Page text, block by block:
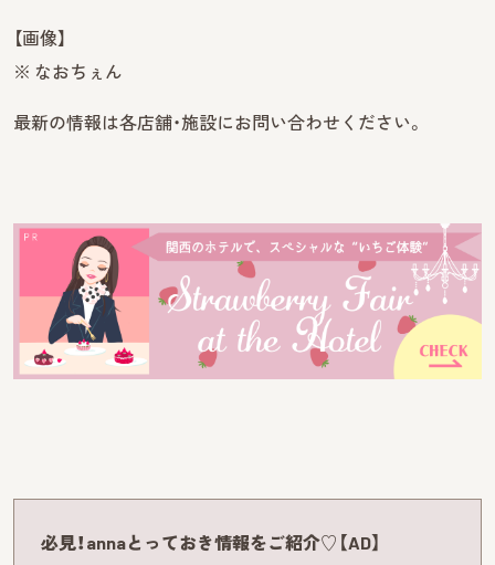
【画像】
※ なおちぇん
最新の情報は各店舗・施設にお問い合わせください。
必見！annaとっておき情報をご紹介♡【AD】